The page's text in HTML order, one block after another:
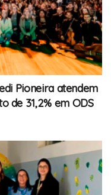
Pioneira atendem
de 31,2% em ODS